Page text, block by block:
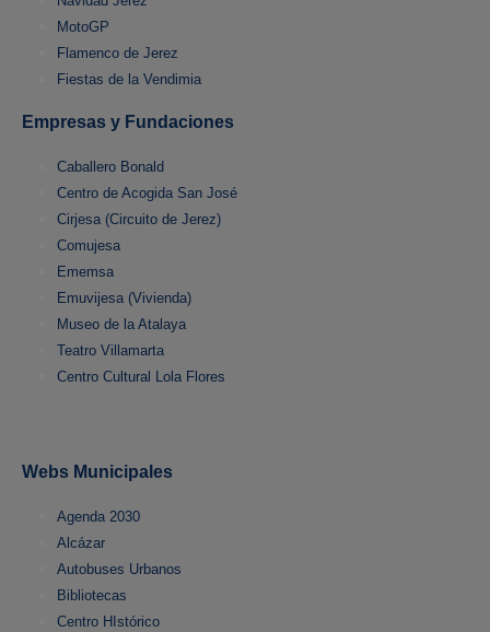
MotoGP
Flamenco de Jerez
Fiestas de la Vendimia
Empresas y Fundaciones
Caballero Bonald
Centro de Acogida San José
Cirjesa (Circuito de Jerez)
Comujesa
Ememsa
Emuvijesa (Vivienda)
Museo de la Atalaya
Teatro Villamarta
Centro Cultural Lola Flores
Webs Municipales
Agenda 2030
Alcázar
Autobuses Urbanos
Bibliotecas
Centro HIstórico